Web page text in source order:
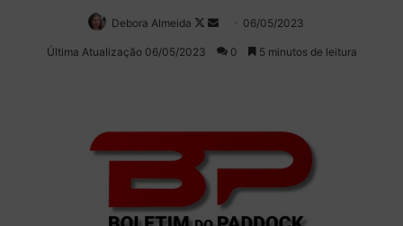
Debora Almeida
Follow
on
Mande
um
06/05/2023
Última Atualização 06/05/2023 0 5 minutos de leitura